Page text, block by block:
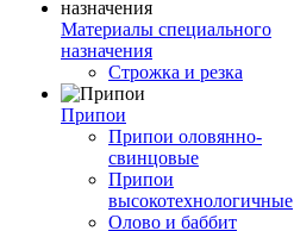
Материалы специального
назначения
Строжка и резка
Припои
Припои оловянно-
свинцовые
Припои
высокотехнологичные
Олово и баббит